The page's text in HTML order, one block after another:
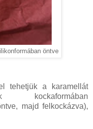
öntve
tehetjük a karamellát
kockaformában
majd felkockázva),